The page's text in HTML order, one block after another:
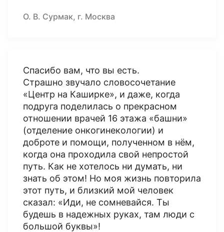
О. В. Сурмак, г. Москва
Спасибо вам, что вы есть.
Страшно звучало словосочетание
«Центр на Каширке», и даже, когда
подруга поделилась о прекрасном
отношении врачей 16 этажа «башни»
(отделение онкогинекологии) и
доброте и помощи, полученном в нём,
когда она проходила свой непростой
путь. Как не хотелось ни думать, ни
знать об этом! Но моя жизнь повторила
этот путь, и близкий мой человек
сказал: «Иди, не сомневайся. Ты
будешь в надежных руках, там люди с
большой буквы»!